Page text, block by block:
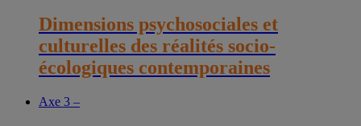
Dimensions psychosociales et
culturelles des réalités socio-
écologiques contemporaines
Axe 3 –